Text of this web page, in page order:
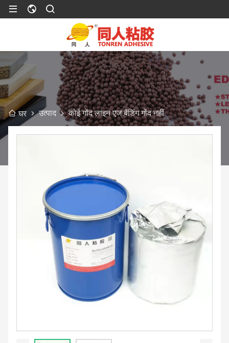
घर उत्पाद कोई गोंद लाइन एज बैंडिंग गोंद नहीं